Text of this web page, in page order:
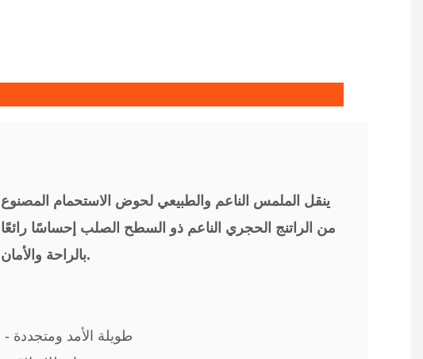
ينقل الملمس الناعم والطبيعي لحوض الاستحمام المصنوع
من الراتنج الحجري الناعم ذو السطح الصلب إحساسًا رائعًا
بالراحة والأمان.
- طويلة الأمد ومتجددة